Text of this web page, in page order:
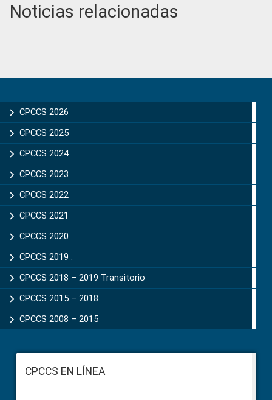
Noticias relacionadas
Sidebar
CPCCS 2026
CPCCS 2025
CPCCS 2024
CPCCS 2023
CPCCS 2022
CPCCS 2021
CPCCS 2020
CPCCS 2019 .
CPCCS 2018 – 2019 Transitorio
CPCCS 2015 – 2018
CPCCS 2008 – 2015
FooterCPCCS EN LÍNEA